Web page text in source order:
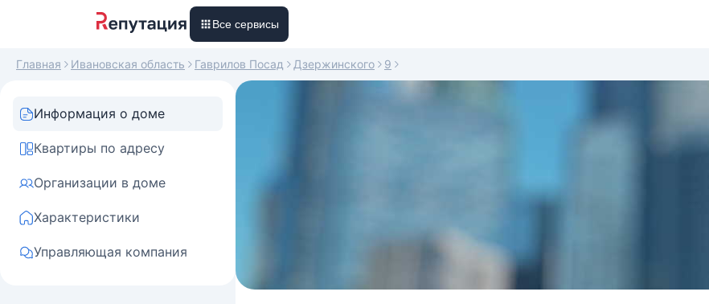
Все сервисы
Главная Ивановская область Гаврилов Посад Дзержинского 9
Информация о доме
Квартиры по адресу
Организации в доме
Характеристики
Управляющая компания